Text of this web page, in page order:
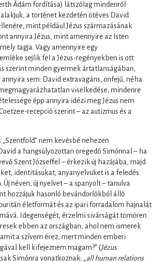
Ádám fordítása) látszólag mindenről
a történet kezdetén ötéves David
mint például Jézus származásának
annyira Jézus, mint amennyire az Isten
tagja. Vagy amennyire egy
sejlik fel a Jézus-regényekben is ott
szerint minden gyermek ártatlanságában,
sem: David extravagáns, önfejű, néha
viselkedése, mindenre
épp annyira idézi meg Jézus nem
recepció szerint – az autizmus és a
„Szentföld” nem kevésbé nehezen
a hangsúlyozottan öregedő Simónnal – ha
Szent Józseffel – érkezik új hazájába, majd
identitásukat, anyanyelvüket is a feledés
néven, új nyelvet – a spanyolt – tanulva
hozzájuk hasonló bevándorlókból álló
életformát és az ipari forradalom hajnalát
Idegenségét, érzelmi sivárságát tömören
ebben az országban, ahol nem ismerek
a szívem érez, mert minden emberi
kell kifejeznem magam?” (Jézus
Simónra vonatkoznak: „all humanrelations